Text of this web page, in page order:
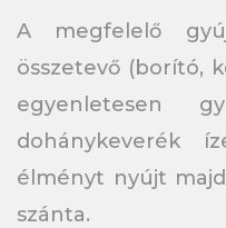
A megfelelő
összetevő (borító,
egyenletesen
dohánykeverék
élményt nyújt
szánta.